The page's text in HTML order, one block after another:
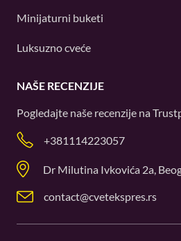
Minijaturni buketi
Luksuzno cveće
NAŠE RECENZIJE
Pogledajte naše recenzije na
+381114223057
Dr Milutina Ivkovića 2a,
contact@cvetekspres.rs